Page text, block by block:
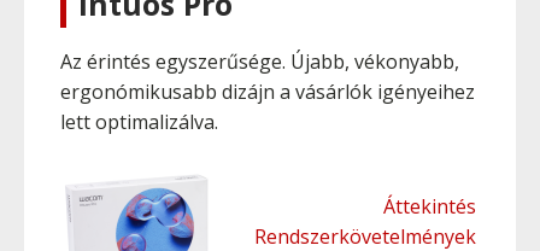
Az érintés egyszerűsége. Újabb, vékonyabb,
ergonómikusabb dizájn a vásárlók igényeihez
lett optimalizálva.
Áttekintés
Rendszerkövetelmények